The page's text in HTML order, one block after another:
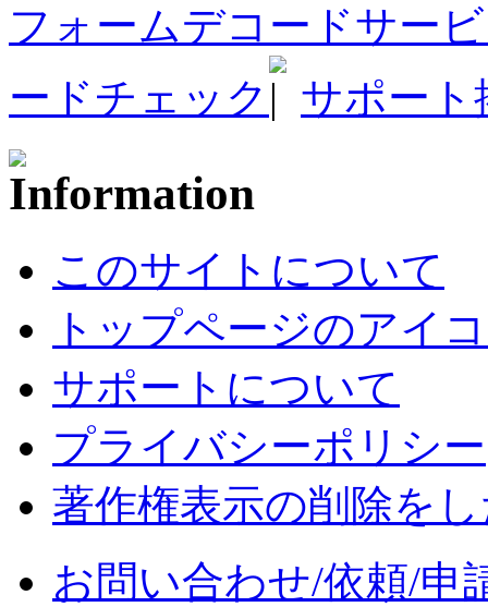
フォームデコードサー
ードチェック
サポート
このサイトについて
トップページのアイ
サポートについて
プライバシーポリシー
著作権表示の削除を
お問い合わせ/依頼/申